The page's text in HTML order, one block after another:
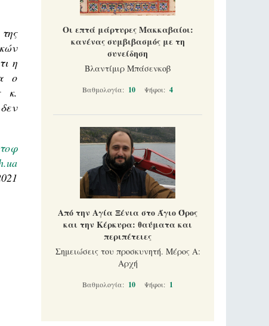
η
ο
κ.
Οι επτά μάρτυρες Μακκαβαίοι:
κανένας συμβιβασμός με τη
συνείδηση
Βλαντίμιρ Μπάσενκοβ
Βαθμολογία: 10 Ψήφοι: 4
Από την Αγία Ξένια στο Άγιο Όρος
και την Κέρκυρα: θαύματα και
περιπέτειες
Σημειώσεις του προσκυνητή. Μέρος Α:
Αρχή
Βαθμολογία: 10 Ψήφοι: 1